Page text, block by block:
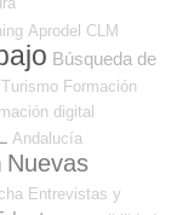
Aprodel CLM
Búsqueda de
Turismo Formación
digital
Andalucía
Nuevas
Entrevistas y